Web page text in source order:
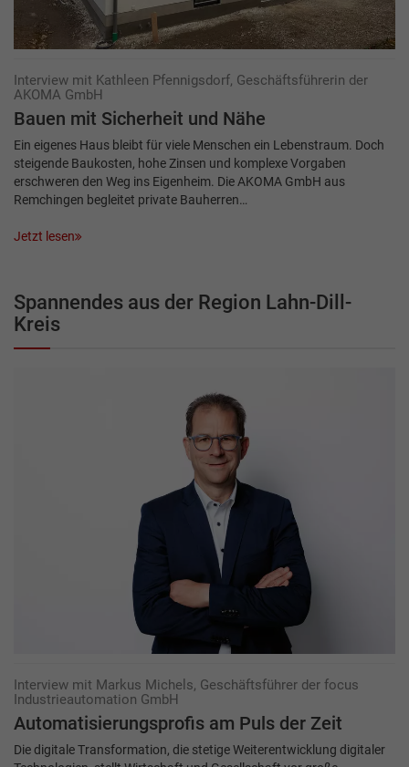
Interview mit Kathleen Pfennigsdorf, Geschäftsführerin der
AKOMA GmbH
Bauen mit Sicherheit und Nähe
Ein eigenes Haus bleibt für viele Menschen ein Lebenstraum. Doch
steigende Baukosten, hohe Zinsen und komplexe Vorgaben
erschweren den Weg ins Eigenheim. Die AKOMA GmbH aus
Remchingen begleitet private Bauherren…
Jetzt lesen
Spannendes aus der Region Lahn-Dill-
Kreis
Interview mit Markus Michels, Geschäftsführer der focus
Industrieautomation GmbH
Automatisierungsprofis am Puls der Zeit
Die digitale Transformation, die stetige Weiterentwicklung digitaler